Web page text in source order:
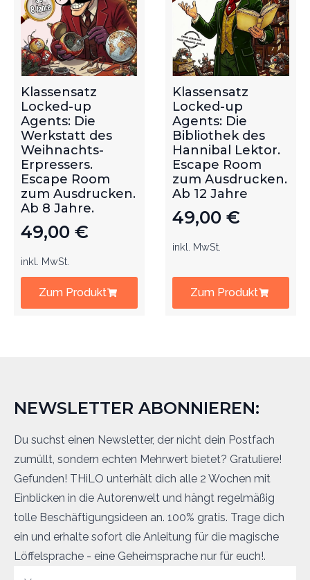
Klassensatz
Locked-up
Agents: Die
Werkstatt des
Weihnachts-
Erpressers.
Escape Room
zum Ausdrucken.
Ab 8 Jahre.
49,00 €
inkl. MwSt.
Zum Produkt
Klassensatz
Locked-up
Agents: Die
Bibliothek des
Hannibal Lektor.
Escape Room
zum Ausdrucken.
Ab 12 Jahre
49,00 €
inkl. MwSt.
Zum Produkt
NEWSLETTER ABONNIEREN:
Du suchst einen Newsletter, der nicht dein Postfach
zumüllt, sondern echten Mehrwert bietet? Gratuliere!
Gefunden! THiLO unterhält dich alle 2 Wochen mit
Einblicken in die Autorenwelt und hängt regelmäßig
tolle Beschäftigungsideen an. 100% gratis. Trage dich
ein und erhalte sofort die Anleitung für die magische
Löffelsprache - eine Geheimsprache nur für euch!.